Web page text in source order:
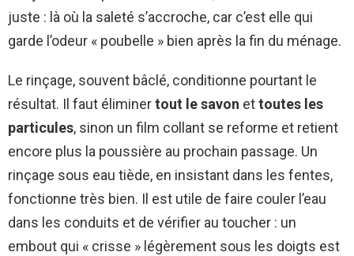
juste : là où la saleté s’accroche, car c’est elle qui
garde l’odeur « poubelle » bien après la fin du ménage.
Le rinçage, souvent bâclé, conditionne pourtant le
résultat. Il faut éliminertout le savon ettoutes les
particules, sinon un film collant se reforme et retient
encore plus la poussière au prochain passage. Un
rinçage sous eau tiède, en insistant dans les fentes,
fonctionne très bien. Il est utile de faire couler l’eau
dans les conduits et de vérifier au toucher : un
embout qui « crisse » légèrement sous les doigts est